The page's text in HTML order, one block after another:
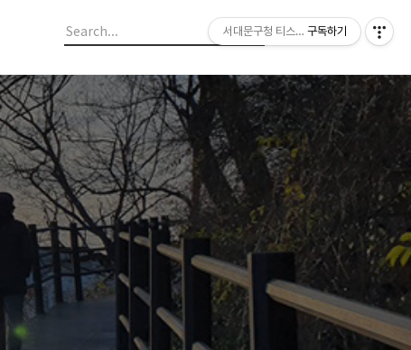
서대문구청 티스토리 블로그
구독하기